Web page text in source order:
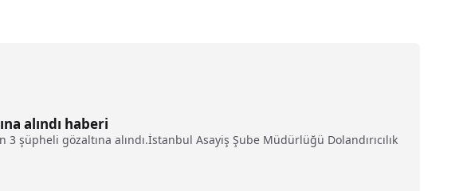
alındı haberi
gözaltına alındı.İstanbul Asayiş Şube Müdürlüğü Dolandırıcılık